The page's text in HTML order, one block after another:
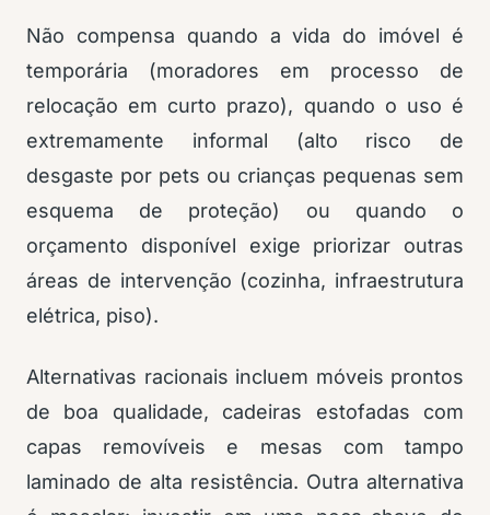
Não compensa quando a vida do imóvel é
temporária (moradores em processo de
relocação em curto prazo), quando o uso é
extremamente informal (alto risco de
desgaste por pets ou crianças pequenas sem
esquema de proteção) ou quando o
orçamento disponível exige priorizar outras
áreas de intervenção (cozinha, infraestrutura
elétrica, piso).
Alternativas racionais incluem móveis prontos
de boa qualidade, cadeiras estofadas com
capas removíveis e mesas com tampo
laminado de alta resistência. Outra alternativa